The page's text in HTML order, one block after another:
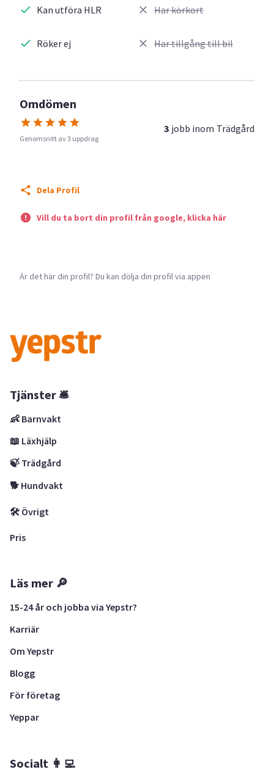
Kan utföra HLR
Röker ej
Har körkort
Har tillgång till bil
Omdömen
Genomsnitt av 3 uppdrag
3 jobb inom Trädgård
Dela Profil
Vill du ta bort din profil från google, klicka här
Är det här din profil? Du kan dölja din profil via appen
Tjänster 🛎
👶 Barnvakt
📖 Läxhjälp
🍃 Trädgård
🐕 Hundvakt
🛠 Övrigt
Pris
Läs mer 🔎
15-24 år och jobba via Yepstr?
Karriär
Om Yepstr
Blogg
För företag
Yeppar
Socialt 👩‍💻